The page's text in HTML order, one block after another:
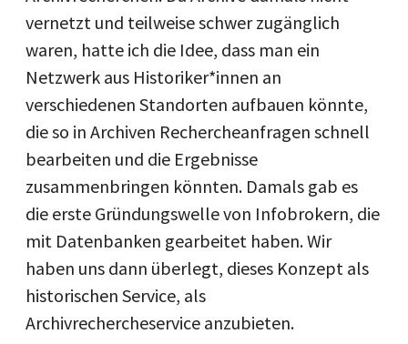
vernetzt und teilweise schwer zugänglich
waren, hatte ich die Idee, dass man ein
Netzwerk aus Historiker*innen an
verschiedenen Standorten aufbauen könnte,
die so in Archiven Rechercheanfragen schnell
bearbeiten und die Ergebnisse
zusammenbringen könnten. Damals gab es
die erste Gründungswelle von Infobrokern, die
mit Datenbanken gearbeitet haben. Wir
haben uns dann überlegt, dieses Konzept als
historischen Service, als
Archivrechercheservice anzubieten.